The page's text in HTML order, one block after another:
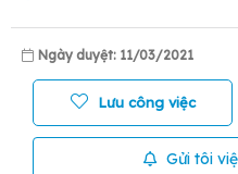
Ngày duyệt: 11/03/2021
Lưu công việc
Gửi tôi